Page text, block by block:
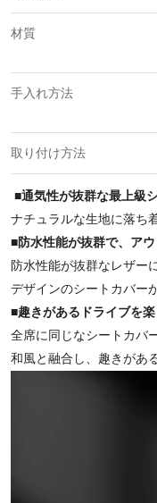
材質
手入れ方法
取り付け方法
■通気性が抜群な最上級
ナチュラルな生地に落ち
■防水性能が抜群で、ア
防水性能が抜群なレザー
デザインのシートカバー
■趣きがあるドライブを
全席に同じなシートカバ
和風と融合し、趣きがあ